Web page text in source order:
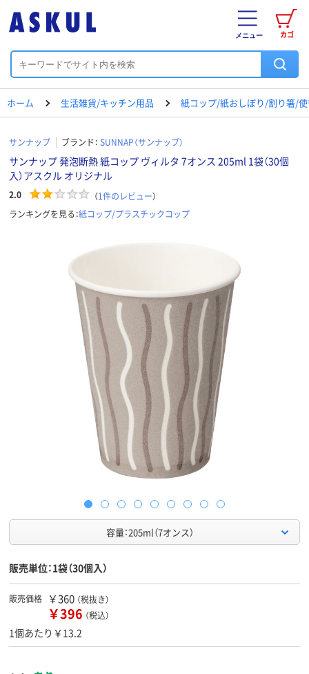
カゴ
メニュー
ホーム 生活雑貨/キッチン用品 紙コップ/紙おしぼり/割り箸/
サンナップ ブランド： SUNNAP（サンナップ）
サンナップ 発泡断熱 紙コップ ヴィルタ 7オンス 205ml 1袋（30個
入）アスクル オリジナル
2.0 （1件のレビュー）
ランキングを見る：紙コップ/プラスチックコップ
容量：205ml（7オンス）
販売単位：1袋（30個入）
販売価格 ￥360 （税抜き）
￥396 （税込）
1個あたり￥13.2